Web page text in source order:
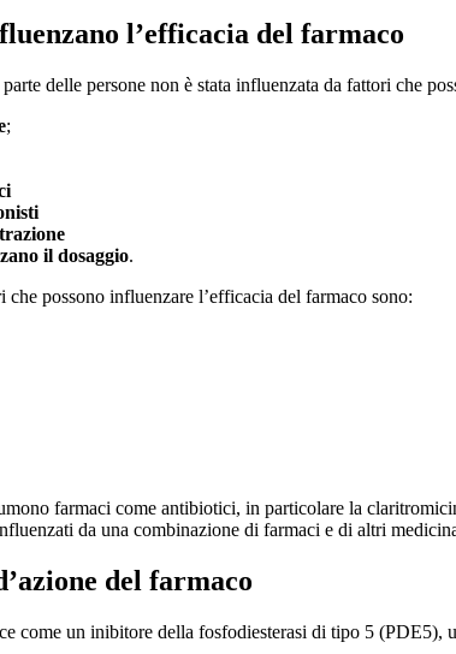
l’efficacia del farmaco
delle persone non è stata influenzata da fattori che
;
il dosaggio.
possono influenzare l’efficacia del farmaco sono:
farmaci come antibiotici, in particolare la
da una combinazione di farmaci e di altri
del farmaco
come un inibitore della fosfodiesterasi di tipo 5 (PDE5),